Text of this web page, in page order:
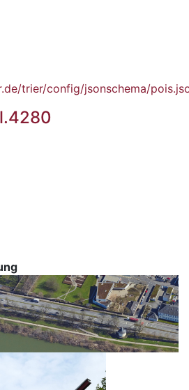
trier/config/jsonschema/